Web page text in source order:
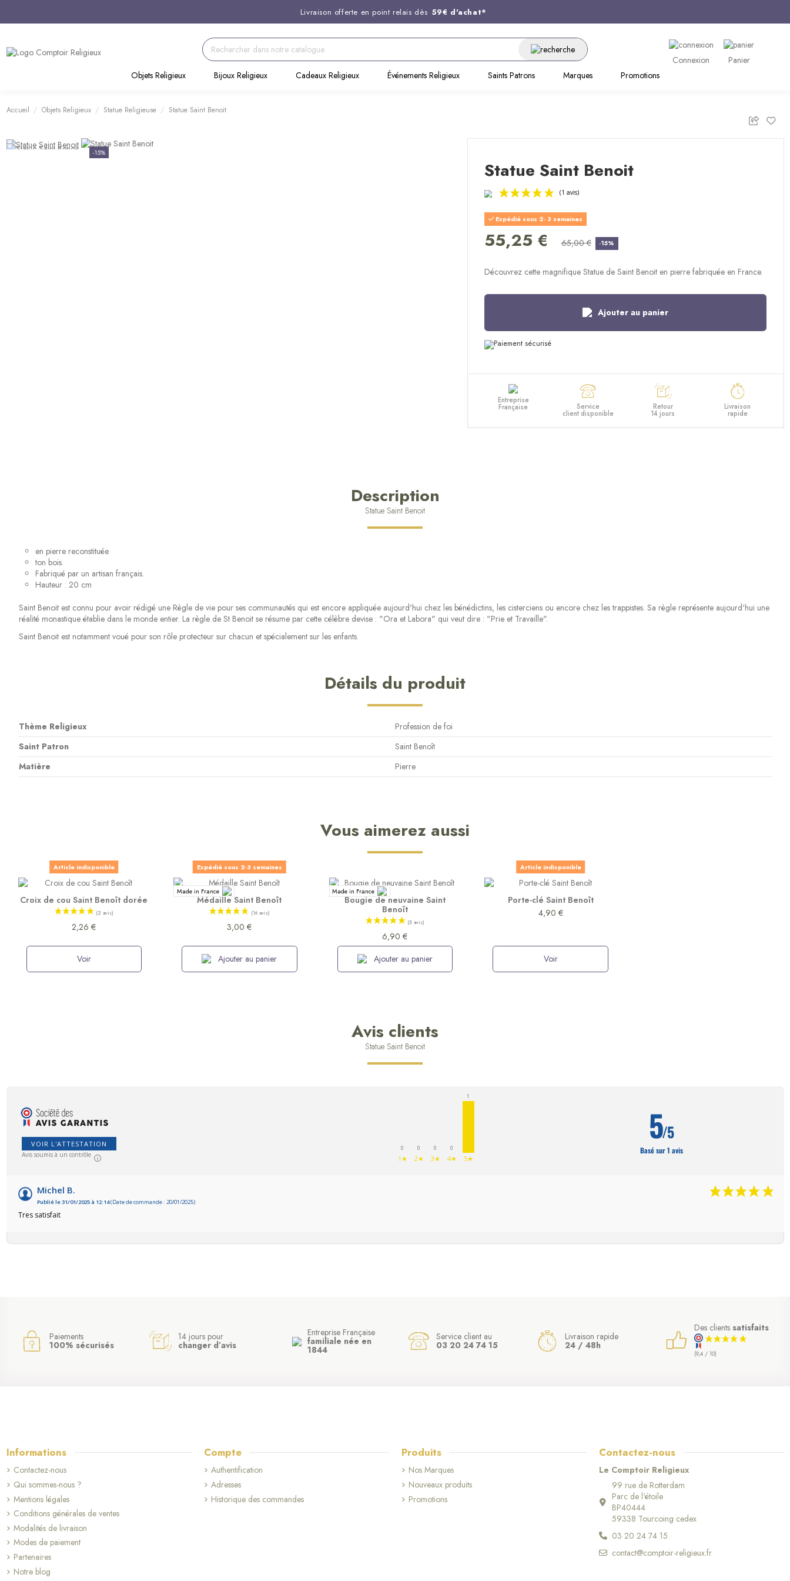
Livraison offerte en point relais dès 59€ d'achat*
Entreprise Française familiale née en 1844
Support client disponible au 03 20 24 74 15
Commandez avant 14H, expédition le jour même !
Connexion
Panier
Objets Religieux
Bijoux Religieux Cadeaux Religieux Événements Religieux Saints Patrons Marques Promotions
Accueil Objets Religieux Statue Religieuse Statue Saint Benoit
-15%
Statue Saint Benoit
Expédié sous 2- 3 semaines
55,25 € 65,00 € -15%
Découvrez cette magnifique Statue de Saint Benoit en pierre fabriquée en France.
Ajouter au panier
Entreprise
Française Service
client disponible
Retour
14 jours
Livraison
rapide
Description
Statue Saint Benoit
en pierre reconstituée
ton bois.
Fabriqué par un artisan français.
Hauteur : 20 cm
Saint Benoit est connu pour avoir rédigé une Règle de vie pour ses communautés qui est encore appliquée aujourd'hui chez les bénédictins, les cisterciens ou encore chez les trappistes. Sa règle représente aujourd'hui une
réalité monastique établie dans le monde entier. La règle de St Benoit se résume par cette célèbre devise : "Ora et Labora" qui veut dire : "Prie et Travaille".
Saint Benoit est notamment voué pour son rôle protecteur sur chacun et spécialement sur les enfants.
Détails du produit
Thème Religieux
Profession de foi
Saint Patron
Saint Benoît
Matière
Pierre
Vous aimerez aussi
Article indisponible
Croix de cou Saint Benoît dorée
2,26 €
Voir
Made in France
Expédié sous 2-3 semaines
Médaille Saint Benoît
(16 avis)
3,00 €
Ajouter au panier
Made in France
Bougie de neuvaine Saint
Benoît
(3 avis)
6,90 €
Ajouter au panier
Article indisponible
Porte-clé Saint Benoît
4,90 €
Voir
Avis clients
Statue Saint Benoit
VOIR L'ATTESTATION
Avis soumis à un contrôle
0
1★
0
2★
0
3★
0
4★
1
5★
5/5
Basé sur 1 avis
Michel B.
Publié le 31/01/2025 à 12:14(Date de commande : 20/01/2025)
Tres satisfait
Paiements
100% sécurisés
14 jours pour
changer d’avis
Entreprise Française
familiale née en
1844
Service client au
03 20 24 74 15
Livraison rapide
24 / 48h
Des clients satisfaits
(9,4 / 10)
Informations
Contactez-nous
Qui sommes-nous ?
Mentions légales
Conditions générales de ventes
Modalités de livraison
Modes de paiement
Partenaires
Notre blog
Compte
Authentification
Adresses
Historique des commandes
Produits
Nos Marques
Nouveaux produits
Promotions
Contactez-nous
Le Comptoir Religieux
99 rue de Rotterdam
Parc de l'étoile
BP40444
59338 Tourcoing cedex
03 20 24 74 15
contact@comptoir-religieux.fr